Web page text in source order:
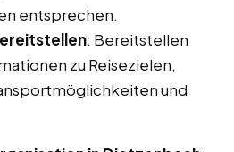
entsprechen.
: Bereitstellen
zu Reisezielen,
und